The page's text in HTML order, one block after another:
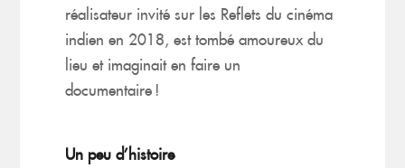
réalisateur invité sur les Reflets du cinéma
indien en 2018, est tombé amoureux du
lieu et imaginait en faire un
documentaire !
Un peu d’histoire